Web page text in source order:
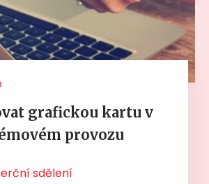
grafickou kartu v
provozu
sdělení